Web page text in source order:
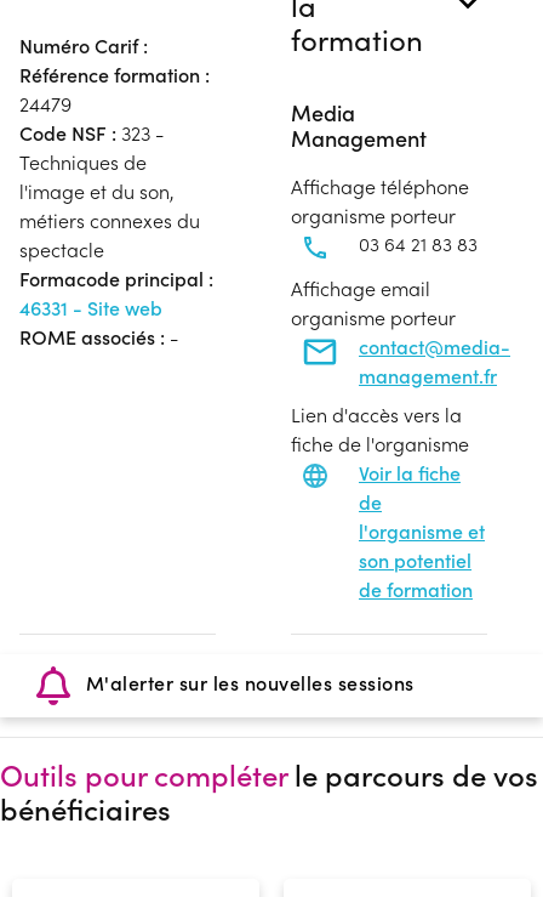
Numéro Carif :
Référence formation :
24479
Code NSF : 323 -
Techniques de
l'image et du son,
métiers connexes du
spectacle
Formacode principal :
46331 - Site web
ROME associés : -
formation
Media
Management
Affichage téléphone
organisme porteur
03 64 21 83 83
Affichage email
organisme porteur
contact@media-
management.fr
Lien d'accès vers la
fiche de l'organisme
Voir la fiche
de
l'organisme et
son potentiel
de formation
M'alerter sur les nouvelles sessions
Outils pour compléterle parcours de vos
bénéficiaires